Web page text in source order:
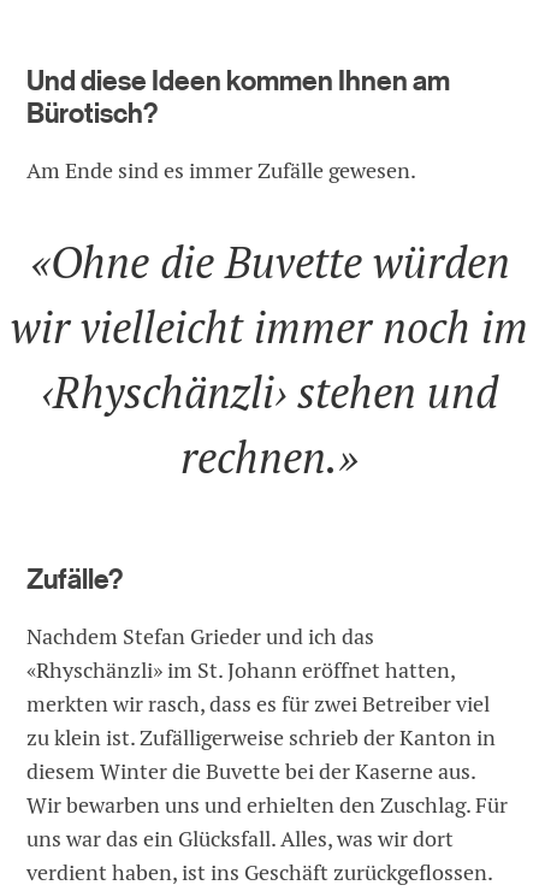
Und diese Ideen kommen Ihnen am
Bürotisch?
Am Ende sind es immer Zufälle gewesen.
«Ohne die Buvette würden
wir vielleicht immer noch im
‹Rhyschänzli› stehen und
rechnen.»
Zufälle?
Nachdem Stefan Grieder und ich das
«Rhyschänzli» im St. Johann eröffnet hatten,
merkten wir rasch, dass es für zwei Betreiber viel
zu klein ist. Zufälligerweise schrieb der Kanton in
diesem Winter die Buvette bei der Kaserne aus.
Wir bewarben uns und erhielten den Zuschlag. Für
uns war das ein Glücksfall. Alles, was wir dort
verdient haben, ist ins Geschäft zurückgeflossen.